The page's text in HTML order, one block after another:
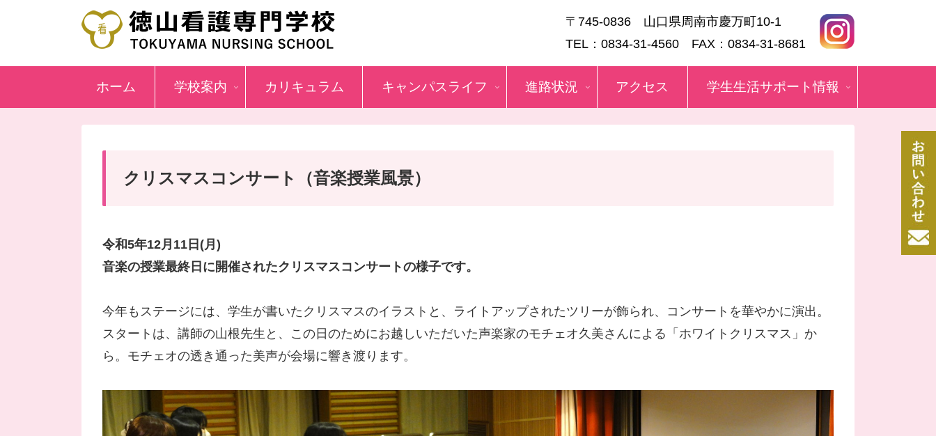
〒745-0836 山口県周南市慶万町10-1
TEL：0834-31-4560 FAX：0834-31-8681
ホーム 学校案内 カリキュラム キャンパスライフ 進路状況 アクセス 学生生活サポート情報
クリスマスコンサート（音楽授業風景）
令和5年12月11日(月)
音楽の授業最終日に開催されたクリスマスコンサートの様子です。
今年もステージには、学生が書いたクリスマスのイラストと、ライトアップされたツリーが飾られ、コンサートを華やかに演出。
スタートは、講師の山根先生と、この日のためにお越しいただいた声楽家のモチェオ久美さんによる「ホワイトクリスマス」か
ら。モチェオの透き通った美声が会場に響き渡ります。